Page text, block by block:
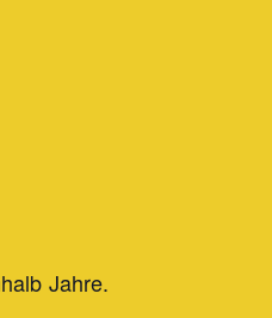
Jahre.